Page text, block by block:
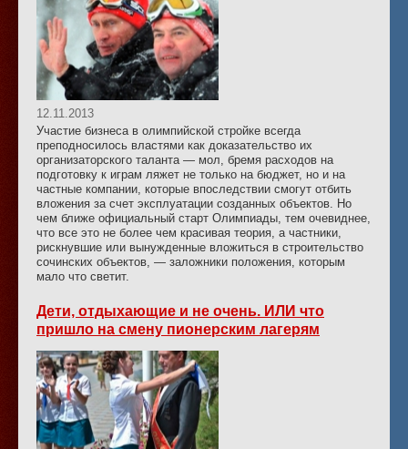
12.11.2013
Участие бизнеса в олимпийской стройке всегда
преподносилось властями как доказательство их
организаторского таланта — мол, бремя расходов на
подготовку к играм ляжет не только на бюджет, но и на
частные компании, которые впоследствии смогут отбить
вложения за счет эксплуатации созданных объектов. Но
чем ближе официальный старт Олимпиады, тем очевиднее,
что все это не более чем красивая теория, а частники,
рискнувшие или вынужденные вложиться в строительство
сочинских объектов, — заложники положения, которым
мало что светит.
Дети, отдыхающие и не очень. ИЛИ что
пришло на смену пионерским лагерям